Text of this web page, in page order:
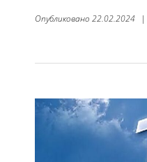
Опубликовано 22.02.2024 |